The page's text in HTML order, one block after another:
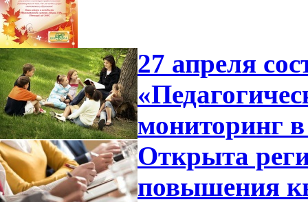
27 апреля
мониторинг
Открыта
повышения